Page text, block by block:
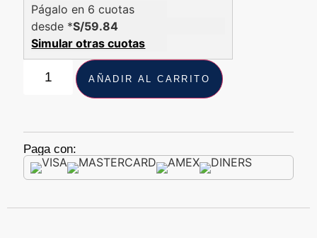
Págalo en 6 cuotas
desde *S/59.84
Simular otras cuotas
AÑADIR AL CARRITO
Paga con: